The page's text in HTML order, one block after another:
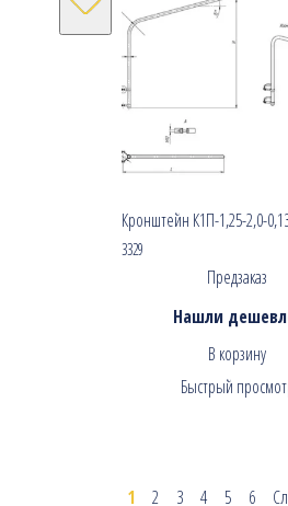
Кронштейн К1П-1,25-2,0-
3329
Предзаказ
Нашли
В корзину
Быстрый
1 2 3 4 5 6